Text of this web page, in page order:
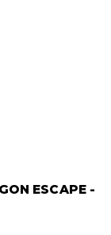
ESCAPE -